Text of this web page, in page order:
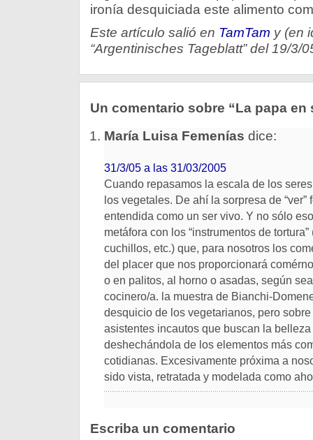
ironía desquiciada este alimento
Este artículo salió en TamTam y (en
“Argentinisches Tageblatt” del 19/3/
Un comentario sobre “La papa en
María Luisa Femenías dice:
31/3/05 a las 31/03/2005
Cuando repasamos la escala de los
los vegetales. De ahí la sorpresa de “ver”
entendida como un ser vivo. Y no sólo
metáfora con los “instrumentos de
cuchillos, etc.) que, para nosotros los
del placer que nos proporcionará
o en palitos, al horno o asadas, según
cocinero/a. la muestra de Bianchi-
desquicio de los vegetarianos, pero
asistentes incautos que buscan la
deshechándola de los elementos más
cotidianas. Excesivamente próxima a
sido vista, retratada y modelada como
Escriba un comentario